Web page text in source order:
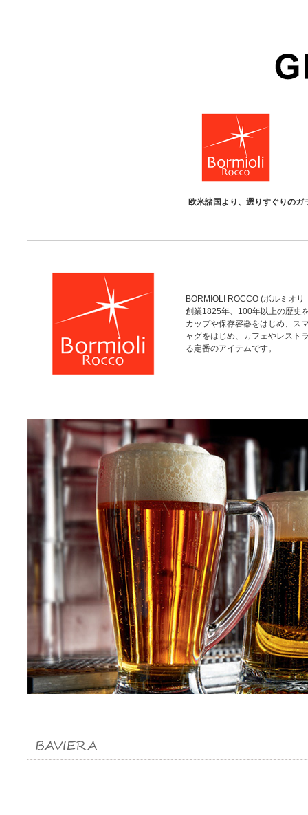
欧米諸国より、選りすぐりの
BORMIOLI ROCCO (ボルミオリ
創業1825年、100年以上の歴史
カップや保存容器をはじめ、ス
ャグをはじめ、カフェやレスト
る定番のアイテムです。